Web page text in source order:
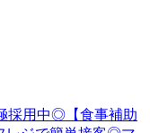
採用中◎【食事補助